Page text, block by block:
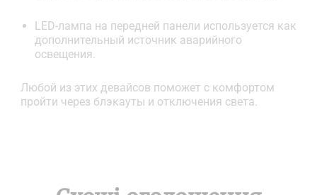
LED-лампа на передней панели используется как
дополнительный источник аварийного
освещения.
Любой из этих девайсов поможет с комфортом
пройти через блэкауты и отключения света.